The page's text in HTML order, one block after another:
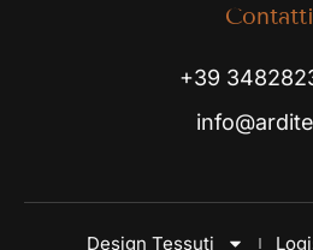
Contatti
+39
Design Tessuti